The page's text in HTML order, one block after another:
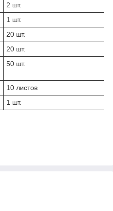
2 шт.
1 шт.
20 шт.
20 шт.
50 шт.
10 листов
1 шт.